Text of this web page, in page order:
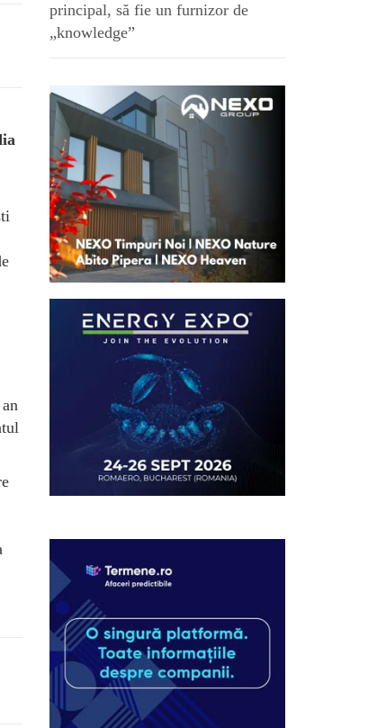
principal, să fie un furnizor de
„knowledge”